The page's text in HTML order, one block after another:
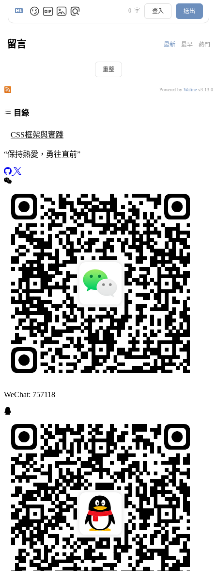
0 字 登入 送出
留言 最新 最早 熱門
重整
Powered by Waline v3.13.0
目錄
CSS框架與實踐
“保持熱愛，勇往直前”
WeChat: 757118